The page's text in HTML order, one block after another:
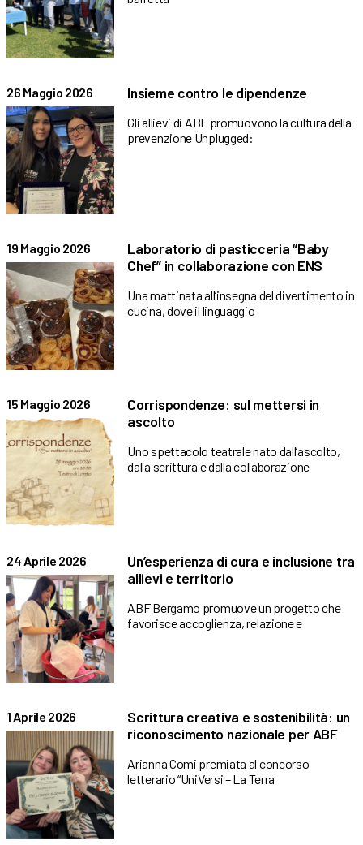
26 Maggio 2026 Insieme contro le dipendenze
Gli allievi di ABF promuovono la cultura della
prevenzione Unplugged:
19 Maggio 2026
Laboratorio di pasticceria “Baby
Chef” in collaborazione con ENS
Una mattinata all’insegna del divertimento in
cucina, dove il linguaggio
15 Maggio 2026
Corrispondenze: sul mettersi in
ascolto
Uno spettacolo teatrale nato dall’ascolto,
dalla scrittura e dalla collaborazione
24 Aprile 2026
Un’esperienza di cura e inclusione tra
allievi e territorio
ABF Bergamo promuove un progetto che
favorisce accoglienza, relazione e
1 Aprile 2026
Scrittura creativa e sostenibilità: un
riconoscimento nazionale per ABF
Arianna Comi premiata al concorso
letterario “UniVersi – La Terra